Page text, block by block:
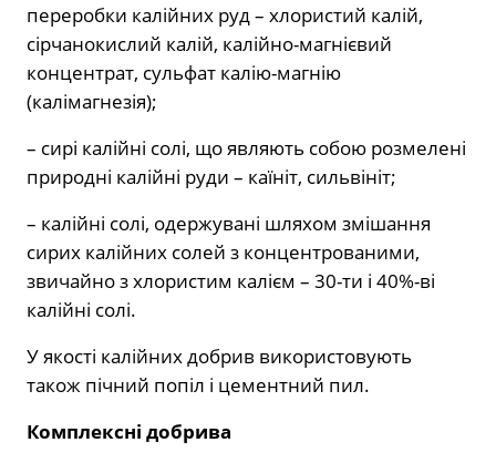
переробки калійних руд – хлористий калій,
сірчанокислий калій, калійно-магнієвий
концентрат, сульфат калію-магнію
(калімагнезія);
– сирі калійні солі, що являють собою розмелені
природні калійні руди – каїніт, сильвініт;
– калійні солі, одержувані шляхом змішання
сирих калійних солей з концентрованими,
звичайно з хлористим калієм – 30-ти і 40%-ві
калійні солі.
У якості калійних добрив використовують
також пічний попіл і цементний пил.
Комплексні добрива